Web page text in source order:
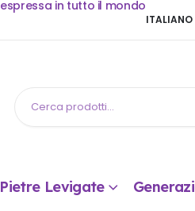
strumenti
in tutto il mondo
ITALIANO
Pietre Levigate